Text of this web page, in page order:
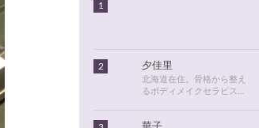
1
2 夕佳里
北海道在住。骨格から整え
るボディメイクセラピスト